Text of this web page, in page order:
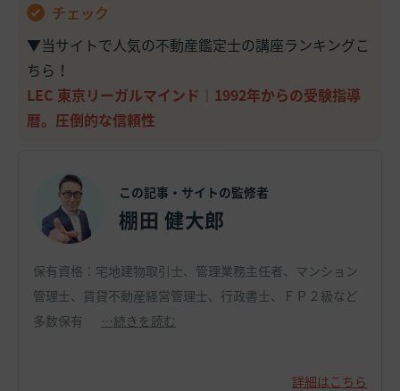
チェック
▼当サイトで人気の不動産鑑定士の講座ランキングこ
ちら！
LEC 東京リーガルマインド｜1992年からの受験指導
暦。圧倒的な信頼性
この記事・サイトの監修者
棚田 健大郎
保有資格：宅地建物取引士、管理業務主任者、マンション
管理士、賃貸不動産経営管理士、行政書士、ＦＰ２級など
多数保有
…続きを読む
詳細はこちら